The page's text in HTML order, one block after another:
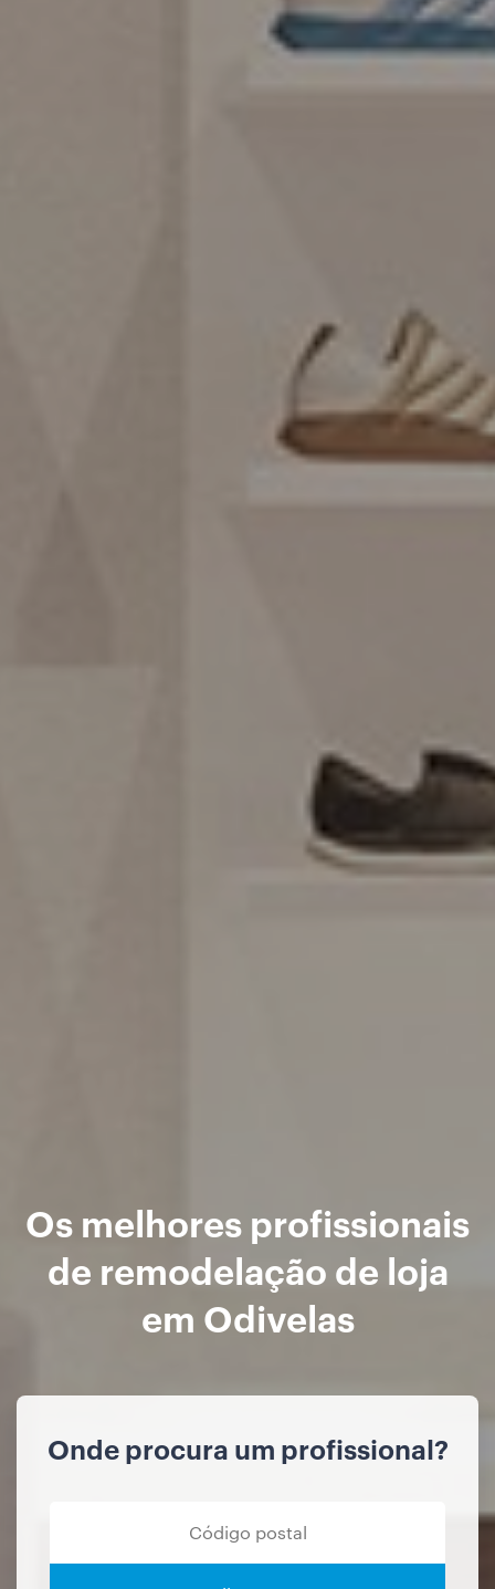
Os melhores profissionais
de remodelação de loja
em Odivelas
Onde procura um profissional?